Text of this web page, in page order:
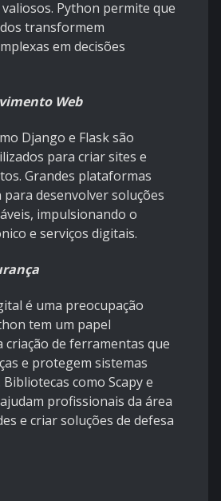
Python permite que
transformem
em decisões
Web
Django e Flask são
para criar sites e
Grandes plataformas
desenvolver soluções
impulsionando o
e serviços digitais.
é uma preocupação
tem um papel
de ferramentas que
e protegem sistemas
como Scapy e
profissionais da área
e criar soluções de defesa